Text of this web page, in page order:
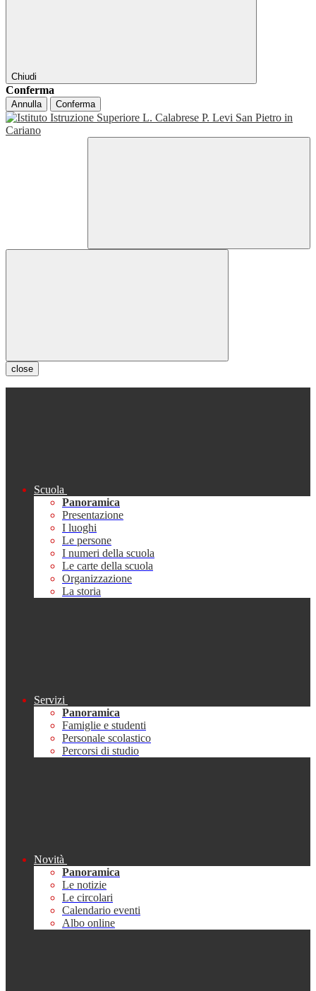
Chiudi
Conferma
Annulla Conferma
close
Scuola
Panoramica
Presentazione
I luoghi
Le persone
I numeri della scuola
Le carte della scuola
Organizzazione
La storia
Servizi
Panoramica
Famiglie e studenti
Personale scolastico
Percorsi di studio
Novità
Panoramica
Le notizie
Le circolari
Calendario eventi
Albo online